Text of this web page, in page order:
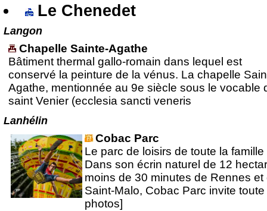
Le Chenedet
Langon
Chapelle Sainte-Agathe
Bâtiment thermal gallo-romain dans lequel est
conservé la peinture de la vénus. La chapelle
Agathe, mentionnée au 9e siècle sous le vocable
saint Venier (ecclesia sancti veneris
Lanhélin
Cobac Parc
Le parc de loisirs de toute la famille
Dans son écrin naturel de 12
moins de 30 minutes de Rennes et
Saint-Malo, Cobac Parc invite toute
photos]